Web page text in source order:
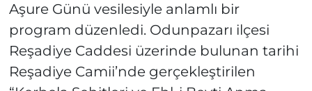
Aşure Günü vesilesiyle anlamlı bir
program düzenledi. Odunpazarı ilçesi
Reşadiye Caddesi üzerinde bulunan tarihi
Reşadiye Camii’nde gerçekleştirilen